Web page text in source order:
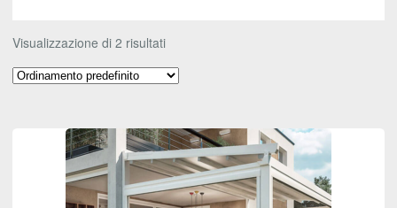
Visualizzazione di 2 risultati